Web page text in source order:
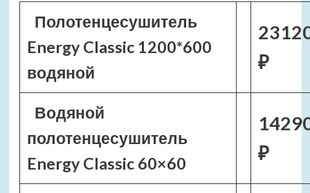
Полотенцесушитель
Energy Classic 1200*600
водяной
₽
Водяной
полотенцесушитель
Energy Classic 60×60
₽